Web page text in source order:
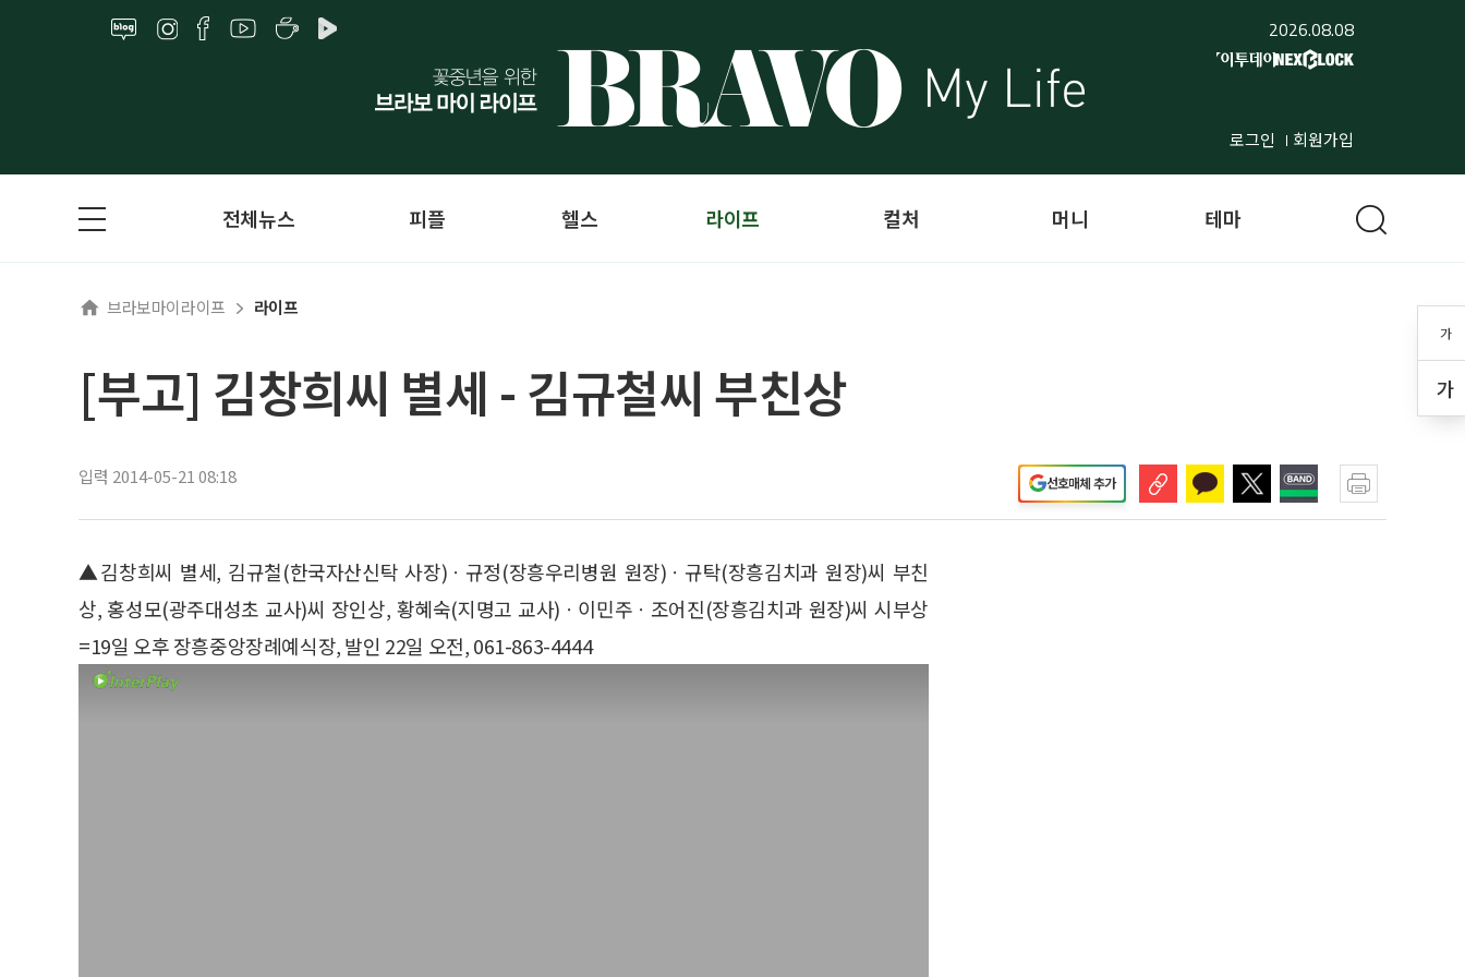
2026.08.08
로그인 회원가입
가
가
전체뉴스 피플 헬스 라이프 컬처 머니 테마
브라보마이라이프 라이프
[부고] 김창희씨 별세 - 김규철씨 부친상
입력 2014-05-21 08:18 선호매체 추가
▲김창희씨 별세, 김규철(한국자산신탁 사장)ㆍ규정(장흥우리병원 원장)ㆍ규탁(장흥김치과 원장)씨 부친
상, 홍성모(광주대성초 교사)씨 장인상, 황혜숙(지명고 교사)ㆍ이민주ㆍ조어진(장흥김치과 원장)씨 시부상
=19일 오후 장흥중앙장례예식장, 발인 22일 오전, 061-863-4444